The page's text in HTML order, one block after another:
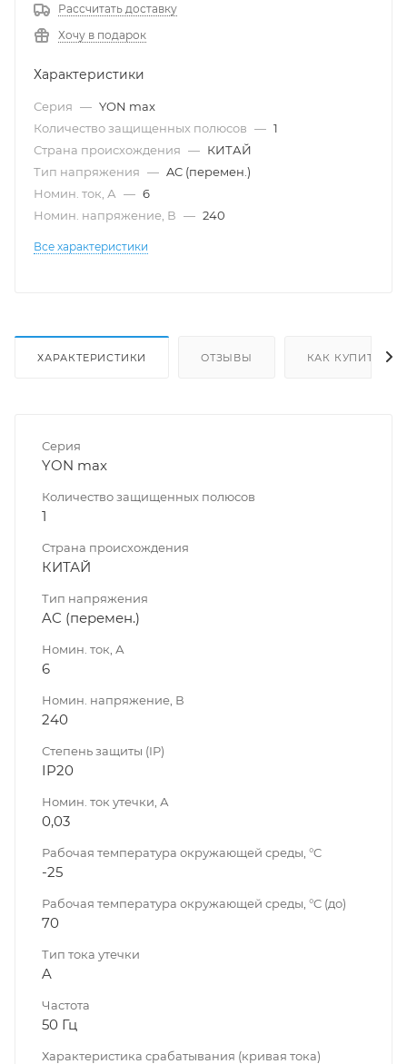
Рассчитать доставку
Хочу в подарок
Характеристики
Серия — YON max
Количество защищенных полюсов — 1
Страна происхождения — КИТАЙ
Тип напряжения — AC (перемен.)
Номин. ток, А — 6
Номин. напряжение, В — 240
Все характеристики
ХАРАКТЕРИСТИКИ ОТЗЫВЫ КАК КУПИТЬ
Серия
YON max
Количество защищенных полюсов
1
Страна происхождения
КИТАЙ
Тип напряжения
AC (перемен.)
Номин. ток, А
6
Номин. напряжение, В
240
Степень защиты (IP)
IP20
Номин. ток утечки, А
0,03
Рабочая температура окружающей среды, °C
-25
Рабочая температура окружающей среды, °C (до)
70
Тип тока утечки
A
Частота
50 Гц
Характеристика срабатывания (кривая тока)